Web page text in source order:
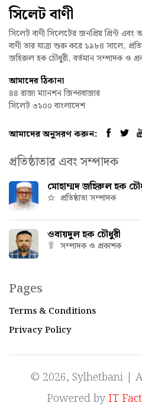
সিলেট বাণী
সিলেট বাণী সিলেটের জনপ্রিয় প্রিন্ট এবং
বাণী তার যাত্রা শুরু করে ১৯৮৪ সালে,
জহিরুল হক চৌধুরী, বর্তমান সম্পাদক ও
আমাদের ঠিকানা
৪৪ রাজা ম্যানশন জিন্দাবাজার
সিলেট ৩১০০ বাংলাদেশ
আমাদের অনুসরণ করুন:
প্রতিষ্ঠাতার এবং সম্পাদক
মোহাম্মদ জহিরুল হক
প্রতিষ্ঠাতা সম্পাদক
ওবায়দুল হক চৌধুরী
সম্পাদক ও প্রকাশক
Pages
Terms & Conditions
Privacy Policy
© 2026, Sylhetbani |
Powered by IT